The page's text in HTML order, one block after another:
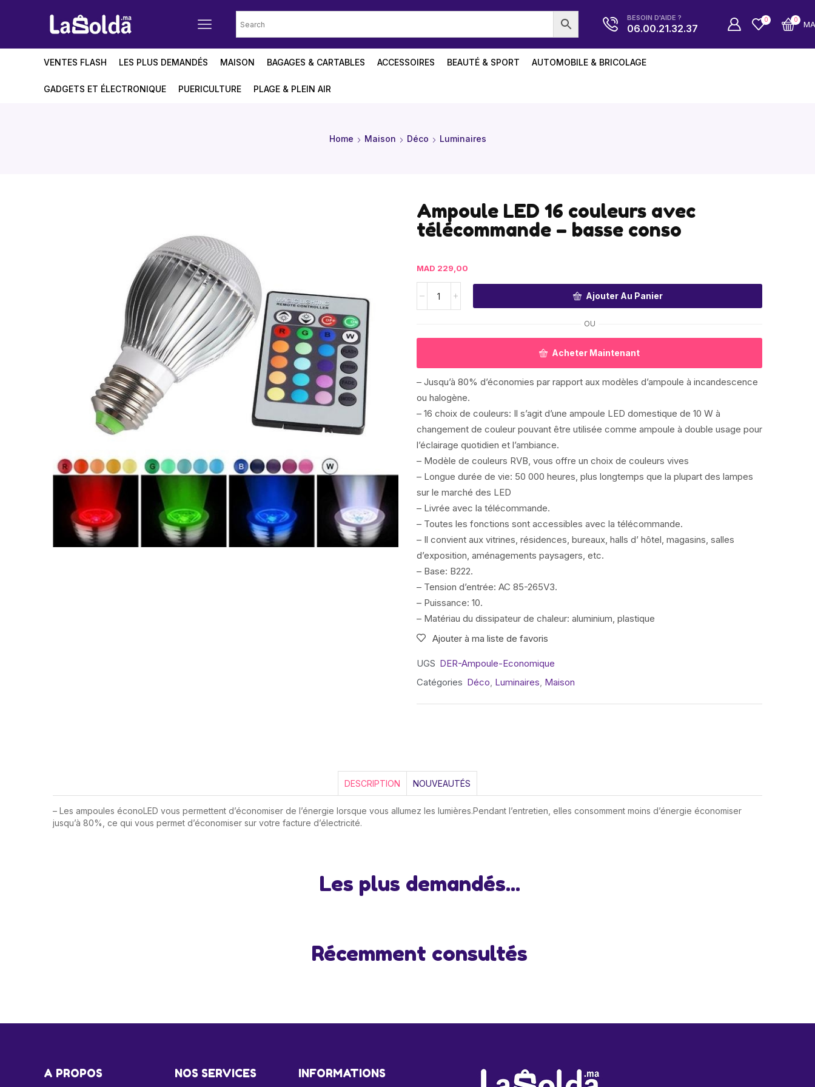
BESOIN D'AIDE ?
06.00.21.32.37
0 0
VENTES FLASH LES PLUS DEMANDÉS MAISON BAGAGES & CARTABLES ACCESSOIRES BEAUTÉ & SPORT AUTOMOBILE & BRICOLAGE
GADGETS ET ÉLECTRONIQUE PUERICULTURE PLAGE & PLEIN AIR
Home Maison Déco Luminaires
Ampoule LED 16 couleurs avec
télécommande – basse conso
MAD 229,00
Ajouter Au Panier
OU
Acheter Maintenant
– Jusqu’à 80% d’économies par rapport aux modèles d’ampoule à incandescence
ou halogène.
– 16 choix de couleurs: Il s’agit d’une ampoule LED domestique de 10 W à
changement de couleur pouvant être utilisée comme ampoule à double usage pour
l’éclairage quotidien et l’ambiance.
– Modèle de couleurs RVB, vous offre un choix de couleurs vives
– Longue durée de vie: 50 000 heures, plus longtemps que la plupart des lampes
sur le marché des LED
– Livrée avec la télécommande.
– Toutes les fonctions sont accessibles avec la télécommande.
– Il convient aux vitrines, résidences, bureaux, halls d’ hôtel, magasins, salles
d’exposition, aménagements paysagers, etc.
– Base‎:‎ B222‎.‎
– Tension d‎’entrée‎:‎ AC 85‎-265V3‎.‎
– Puissance:‎ 10‎.‎
– Matériau du dissipateur de chaleur:‎ aluminium,‎ plastique
Ajouter à ma liste de favoris
UGS DER-Ampoule-Economique
Catégories Déco, Luminaires, Maison
DESCRIPTION NOUVEAUTÉS
– Les ampoules éconoLED vous permettent d’économiser de l’énergie lorsque vous allumez les lumières.Pendant l’entretien, elles consomment moins d’énergie économiser
jusqu’à 80%, ce qui vous permet d’économiser sur votre facture d’électricité.
Les plus demandés...
Récemment consultés
A PROPOS NOS SERVICES INFORMATIONS